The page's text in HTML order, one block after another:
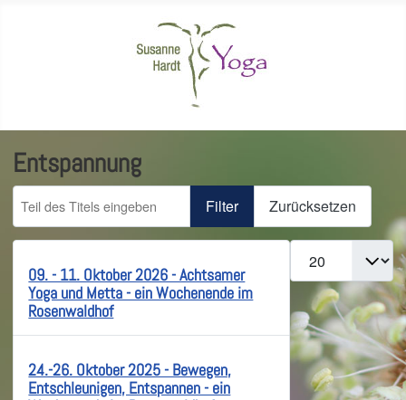
Entspannung
Teil des Titels eingeben
Filter Zurücksetzen
Anzeige #
09. - 11. Oktober 2026 - Achtsamer
Yoga und Metta - ein Wochenende im
Rosenwaldhof
24.-26. Oktober 2025 - Bewegen,
Entschleunigen, Entspannen - ein